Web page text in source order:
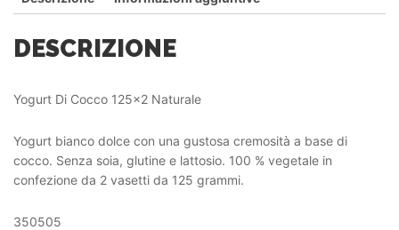
DESCRIZIONE
Yogurt Di Cocco 125×2 Naturale
Yogurt bianco dolce con una gustosa cremosità a base di
cocco. Senza soia, glutine e lattosio. 100 % vegetale in
confezione da 2 vasetti da 125 grammi.
350505